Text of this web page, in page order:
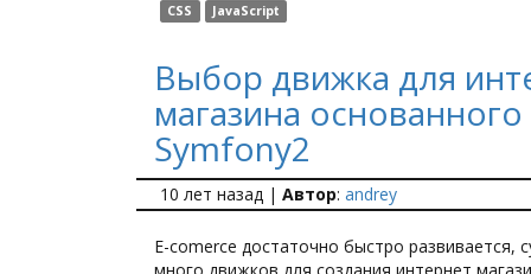
CSS JavaScript
Выбор движка для
магазина
Symfony2
10 лет назад | Автор: andrey
E-comerce достаточно быстро развивается,